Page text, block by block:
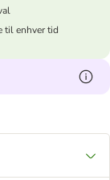
til enhver tid